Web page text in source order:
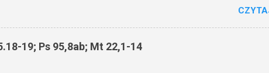
Kto kocha ojca lub matkę bardziej niż Mnie, nie jest Mnie godzien.
Mnie, nie jest Mnie godzien. Kto nie bierze swego krzyża, a idzie za
znaleźć swe życie, straci je, a kto straci swe życie z mego powodu,
przyjmuje; a kto Mnie przyjmuje, przyjmuje Tego, który Mnie posłał.
19; Ps 95,8ab; Mt 22,1-14